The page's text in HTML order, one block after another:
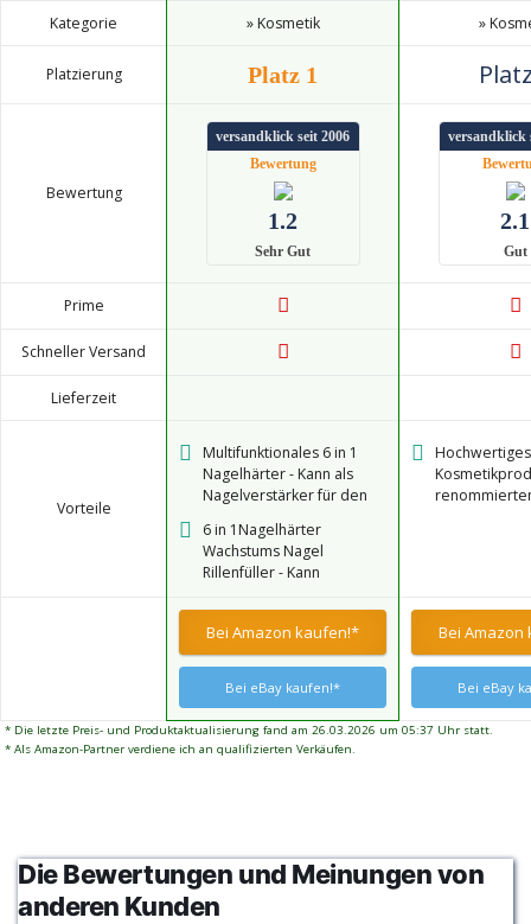
Kategorie » Kosmetik »
Platzierung Platz 1
Bewertung
versandklick seit 2006
Bewertung
1.2
Sehr Gut
versandklick
2.1
Gut
Prime
Schneller Versand
Lieferzeit
Vorteile
Multifunktionales 6 in 1
Nagelhärter - Kann als
Nagelverstärker für den
Naturnägel verwendet
werden, hilft, die Nägel zu
schützen und zu stärken,
und glänzend werden.
6 in 1Nagelhärter
Wachstums Nagel
Rillenfüller - Kann
reparieren, einschließlich
schwacher, weicher,
brüchiger oder rissiger
Nägel, verhindert Risse
und repariert Nägel. Es
kann auch als Nagellack-
Gel oder Unterlack
Hochwertiges
Bei Amazon kaufen!*
Bei eBay kaufen!*
Bei
Bei eBay
* Die letzte Preis- und Produktaktualisierung fand am 26.03.2026 um 05:37 Uhr statt.
* Als Amazon-Partner verdiene ich an qualifizierten Verkäufen.
Die Bewertungen und Meinungen von
anderen Kunden